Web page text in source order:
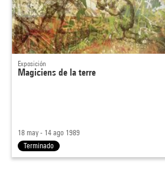
Exposición
Magiciens de la terre
18 may - 14 ago 1989
Terminado